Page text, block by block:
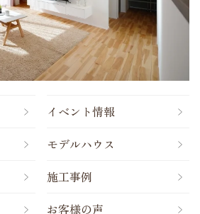
イベント情報
モデルハウス
施工事例
お客様の声